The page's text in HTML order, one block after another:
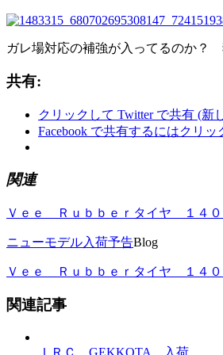
ガレ場対応の補強が入ってるのか？
共有:
クリックして Twitter で共有 (新
Facebook で共有するにはクリ
関連
Ｖｅｅ Ｒｕｂｂｅｒタイヤ １４
ニューモデル入荷予告Blog
Ｖｅｅ Ｒｕｂｂｅｒタイヤ １４
関連記事
ＩＲＣ GEKKOTA 入荷